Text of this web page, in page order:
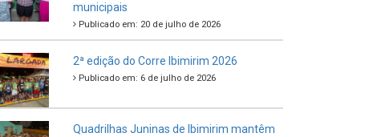
municipais
Publicado em: 20 de julho de 2026
2ª edição do Corre Ibimirim 2026
Publicado em: 6 de julho de 2026
Quadrilhas Juninas de Ibimirim mantêm